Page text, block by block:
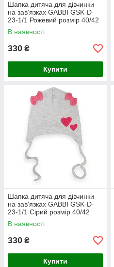
Шапка дитяча для дівчинки
на зав'язках GABBI GSK-D-
23-1/1 Рожевий розмір 40/42
(13538)
В наявності
330 ₴
Купити
Шапка дитяча для дівчинки
на зав'язках GABBI GSK-D-
23-1/1 Сірий розмір 40/42
(13538)
В наявності
330 ₴
Купити